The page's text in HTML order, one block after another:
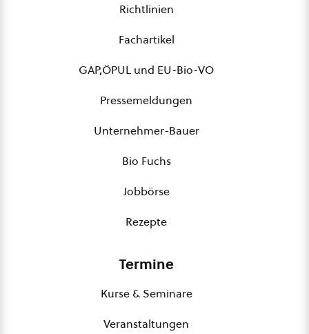
Richtlinien
Fachartikel
GAP,ÖPUL und EU-Bio-VO
Pressemeldungen
Unternehmer-Bauer
Bio Fuchs
Jobbörse
Rezepte
Termine
Kurse & Seminare
Veranstaltungen